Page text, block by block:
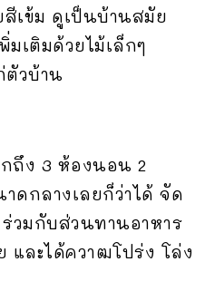
เข้ม ดูเป็นบ้านสมัย
เติมด้วยไม้เล็กๆ
ตัวบ้าน
ถึง 3 ห้องนอน 2
ดกลางเลยก็ว่าได้ จัด
วมกับส่วนทานอาหาร
และได้ควาฒโปร่ง โล่ง